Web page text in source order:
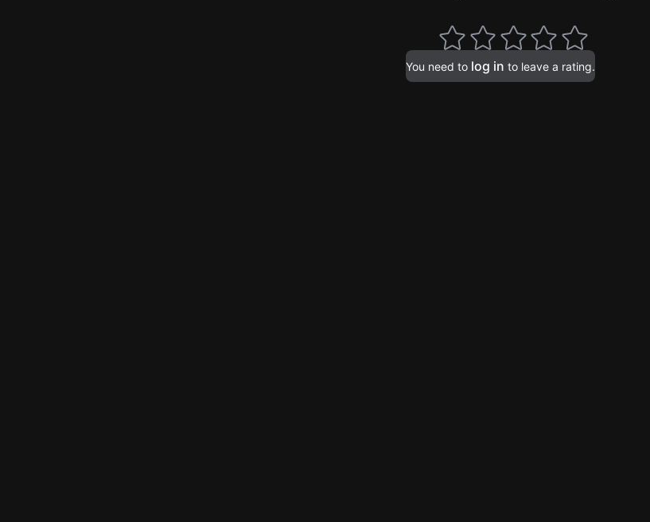
You need to log in to leave a rating.